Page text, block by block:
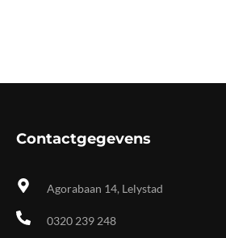
Contactgegevens
Agorabaan 14, Lelystad
0320 239 248